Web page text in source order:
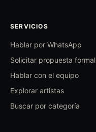
SERVICIOS
Hablar por WhatsApp
Solicitar propuesta formal
Hablar con el equipo
Explorar artistas
Buscar por categoría